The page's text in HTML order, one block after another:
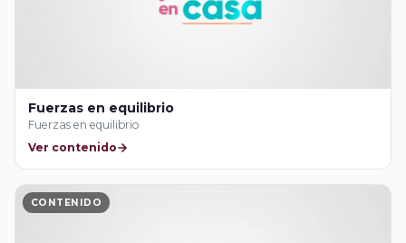
Fuerzas en equilibrio
Fuerzas en equilibrio
Ver contenido
CONTENIDO